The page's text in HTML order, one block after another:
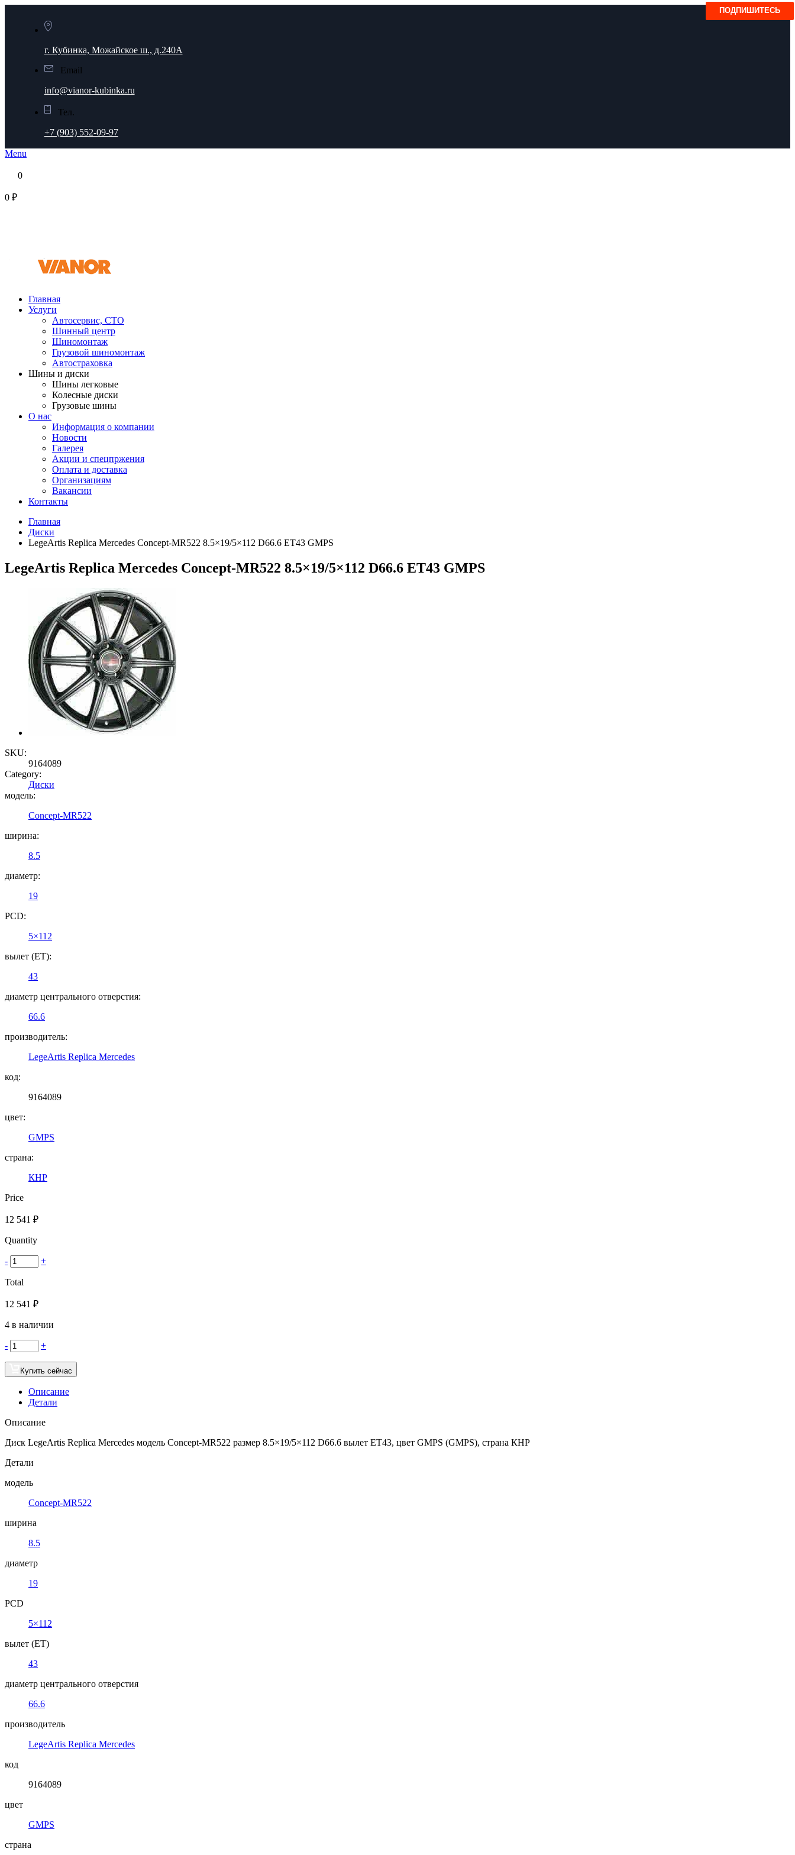
г. Кубинка, Можайское ш., д.240А
Email
info@vianor-kubinka.ru
Тел.
+7 (903) 552-09-97
Menu
0
0 ₽
Главная
Услуги
Автосервис, СТО
Шинный центр
Шиномонтаж
Грузовой шиномонтаж
Автостраховка
Шины и диски
Шины легковые
Колесные диски
Грузовые шины
О нас
Информация о компании
Новости
Галерея
Акции и спецпржения
Оплата и доставка
Организациям
Вакансии
Контакты
Главная
Диски
LegeArtis Replica Mercedes Concept-MR522 8.5×19/5×112 D66.6 ET43 GMPS
LegeArtis Replica Mercedes Concept-MR522 8.5×19/5×112 D66.6 ET43 GMPS
SKU:
9164089
Category:
Диски
модель:
Concept-MR522
ширина:
8.5
диаметр:
19
PCD:
5×112
вылет (ET):
43
диаметр центрального отверстия:
66.6
производитель:
LegeArtis Replica Mercedes
код:
9164089
цвет:
GMPS
страна:
КНР
Price
12 541 ₽
Quantity
- +
Total
12 541 ₽
4 в наличии
- +
Купить сейчас
Описание
Детали
Описание
Диск LegeArtis Replica Mercedes модель Concept-MR522 размер 8.5×19/5×112 D66.6 вылет ET43, цвет GMPS (GMPS), страна КНР
Детали
модель
Concept-MR522
ширина
8.5
диаметр
19
PCD
5×112
вылет (ET)
43
диаметр центрального отверстия
66.6
производитель
LegeArtis Replica Mercedes
код
9164089
цвет
GMPS
страна